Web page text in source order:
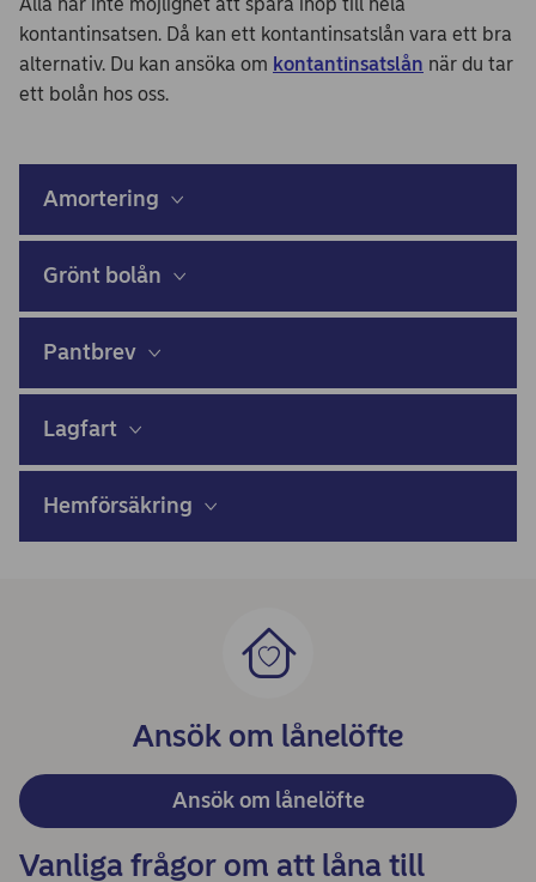
kontantinsatsen. Då kan ett kontantinsatslån vara ett bra
alternativ. Du kan ansöka om kontantinsatslån när du tar
ett bolån hos oss.
Amortering
Grönt bolån
Pantbrev
Lagfart
Hemförsäkring
Ansök om lånelöfte
Ansök om lånelöfte
Vanliga frågor om att låna till